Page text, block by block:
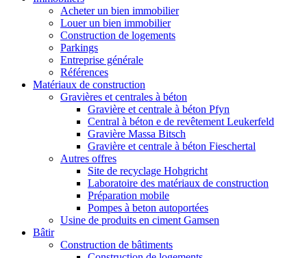
Acheter un bien immobilier
Louer un bien immobilier
Construction de logements
Parkings
Entreprise générale
Références
Matériaux de construction
Gravières et centrales à béton
Gravière et centrale à béton Pfyn
Central à béton e de revêtement Leukerfeld
Gravière Massa Bitsch
Gravière et centrale à béton Fieschertal
Autres offres
Site de recyclage Hohgricht
Laboratoire des matériaux de construction
Préparation mobile
Pompes à beton autoportées
Usine de produits en ciment Gamsen
Bâtir
Construction de bâtiments